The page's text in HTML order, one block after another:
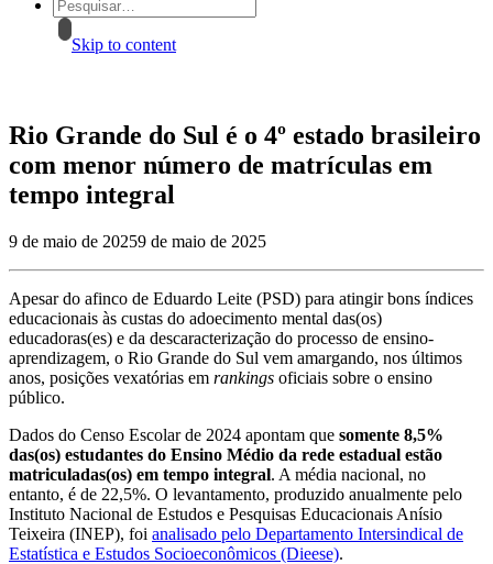
Skip to content
Rio Grande do Sul é o 4º estado brasileiro
com menor número de matrículas em
tempo integral
9 de maio de 20259 de maio de 2025
Apesar do afinco de Eduardo Leite (PSD) para atingir bons índices
educacionais às custas do adoecimento mental das(os)
educadoras(es) e da descaracterização do processo de ensino-
aprendizagem, o Rio Grande do Sul vem amargando, nos últimos
anos, posições vexatórias em rankings oficiais sobre o ensino
público.
Dados do Censo Escolar de 2024 apontam que somente 8,5%
das(os) estudantes do Ensino Médio da rede estadual estão
matriculadas(os) em tempo integral. A média nacional, no
entanto, é de 22,5%. O levantamento, produzido anualmente pelo
Instituto Nacional de Estudos e Pesquisas Educacionais Anísio
Teixeira (INEP), foi analisado pelo Departamento Intersindical de
Estatística e Estudos Socioeconômicos (Dieese).